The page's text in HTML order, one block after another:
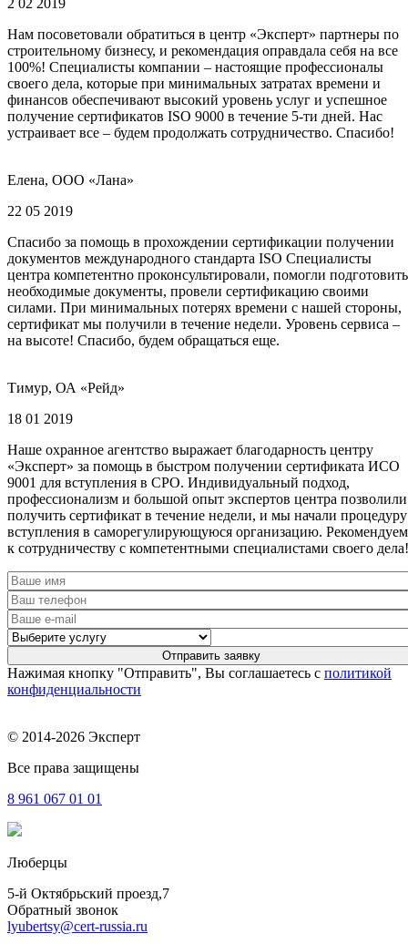
Нам посоветовали обратиться в центр «Эксперт» партнеры по
строительному бизнесу, и рекомендация оправдала себя на все
100%! Специалисты компании – настоящие профессионалы
своего дела, которые при минимальных затратах времени и
финансов обеспечивают высокий уровень услуг и успешное
получение сертификатов ISO 9000 в течение 5-ти дней. Нас
устраивает все – будем продолжать сотрудничество. Спасибо!
Елена, ООО «Лана»
22 05 2019
Спасибо за помощь в прохождении сертификации получении
документов международного стандарта ISO Специалисты
центра компетентно проконсультировали, помогли подготовить
необходимые документы, провели сертификацию своими
силами. При минимальных потерях времени с нашей стороны,
сертификат мы получили в течение недели. Уровень сервиса –
на высоте! Спасибо, будем обращаться еще.
Тимур, ОА «Рейд»
18 01 2019
Наше охранное агентство выражает благодарность центру
«Эксперт» за помощь в быстром получении сертификата ИСО
9001 для вступления в СРО. Индивидуальный подход,
профессионализм и большой опыт экспертов центра позволили
получить сертификат в течение недели, и мы начали процедуру
вступления в саморегулирующуюся организацию. Рекомендуем
к сотрудничеству с компетентными специалистами своего дела!
Нажимая кнопку "Отправить", Вы соглашаетесь с политикой
конфиденциальности
© 2014-2026 Эксперт
Все права защищены
8 961 067 01 01
Люберцы
5-й Октябрьский проезд,7
Обратный звонок
lyubertsy@cert-russia.ru